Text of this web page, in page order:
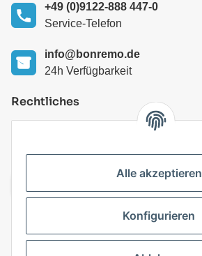
+49 (0)9122-888 447-0
Service-Telefon
info@bonremo.de
24h Verfügbarkeit
Rechtliches
Alle akzeptieren
Konfigurieren